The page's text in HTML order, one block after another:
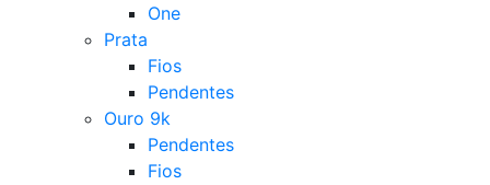
One
Prata
Fios
Pendentes
Ouro 9k
Pendentes
Fios